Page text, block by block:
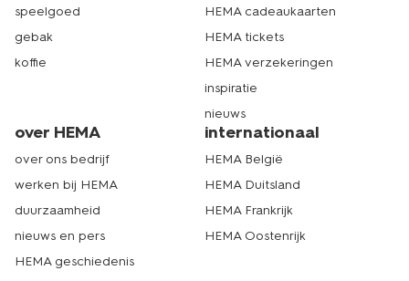
speelgoed
gebak
koffie
HEMA cadeaukaarten
HEMA tickets
HEMA verzekeringen
inspiratie
nieuws
over HEMA
over ons bedrijf
werken bij HEMA
duurzaamheid
nieuws en pers
HEMA geschiedenis
internationaal
HEMA België
HEMA Duitsland
HEMA Frankrijk
HEMA Oostenrijk